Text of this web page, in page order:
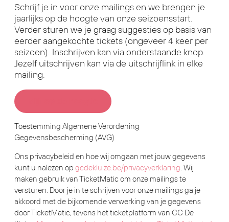
Schrijf je in voor onze mailings en we brengen je
jaarlijks op de hoogte van onze seizoensstart.
Verder sturen we je graag suggesties op basis van
eerder aangekochte tickets (ongeveer 4 keer per
seizoen). Inschrijven kan via onderstaande knop.
Jezelf uitschrijven kan via de uitschrijflink in elke
mailing.
Toestemming Algemene Verordening
Gegevensbescherming (AVG)
Ons privacybeleid en hoe wij omgaan met jouw gegevens
kunt u nalezen op gcdekluize.be/privacyverklaring . Wij
maken gebruik van TicketMatic om onze mailings te
versturen. Door je in te schrijven voor onze mailings ga je
akkoord met de bijkomende verwerking van je gegevens
door TicketMatic, tevens het ticketplatform van CC De